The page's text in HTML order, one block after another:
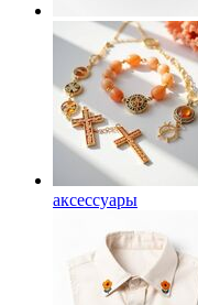
аксессуары